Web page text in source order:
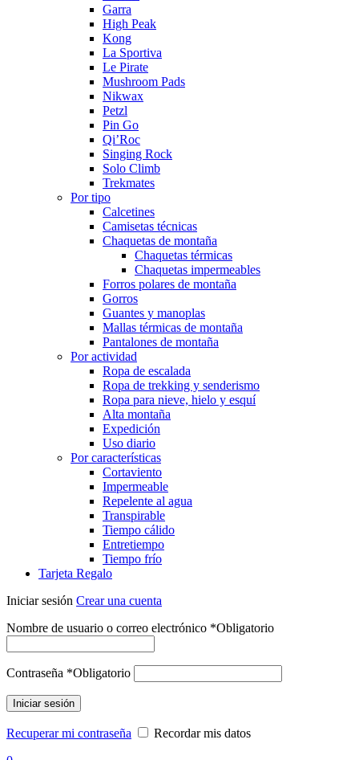
Garra
High Peak
Kong
La Sportiva
Le Pirate
Mushroom Pads
Nikwax
Petzl
Pin Go
Qi’Roc
Singing Rock
Solo Climb
Trekmates
Por tipo
Calcetines
Camisetas técnicas
Chaquetas de montaña
Chaquetas térmicas
Chaquetas impermeables
Forros polares de montaña
Gorros
Guantes y manoplas
Mallas térmicas de montaña
Pantalones de montaña
Por actividad
Ropa de escalada
Ropa de trekking y senderismo
Ropa para nieve, hielo y esquí
Alta montaña
Expedición
Uso diario
Por características
Cortaviento
Impermeable
Repelente al agua
Transpirable
Tiempo cálido
Entretiempo
Tiempo frío
Tarjeta Regalo
Iniciar sesión Crear una cuenta
Nombre de usuario o correo electrónico *Obligatorio
Contraseña *Obligatorio
Iniciar sesión
Recuperar mi contraseña
Recordar mis datos